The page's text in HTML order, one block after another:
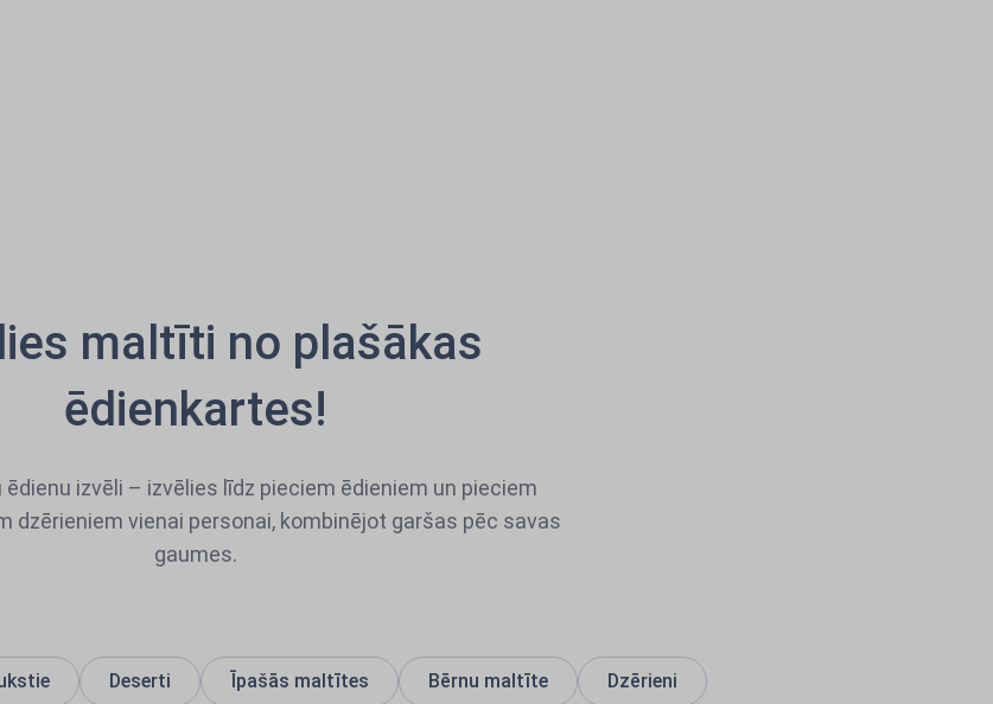
maltīti no plašākas
ēdienkartes!
ēdienu izvēli – izvēlies līdz pieciem ēdieniem un pieciem
dzērieniem vienai personai, kombinējot garšas pēc savas
gaumes.
Deserti Īpašās maltītes Bērnu maltīte Dzērieni